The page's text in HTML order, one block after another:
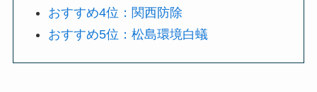
おすすめ4位：関西防除
おすすめ5位：松島環境白蟻